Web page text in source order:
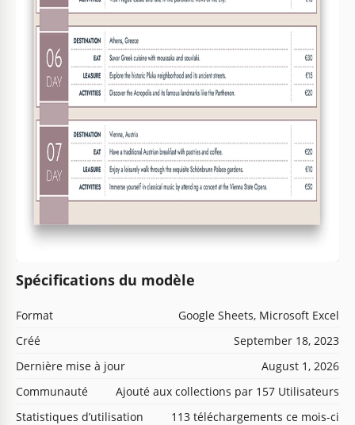
Spécifications du modèle
Format
Google Sheets, Microsoft Excel
Créé
September 18, 2023
Dernière mise à jour
August 1, 2026
Communauté
Ajouté aux collections par 157 Utilisateurs
Statistiques d’utilisation
113 téléchargements ce mois-ci